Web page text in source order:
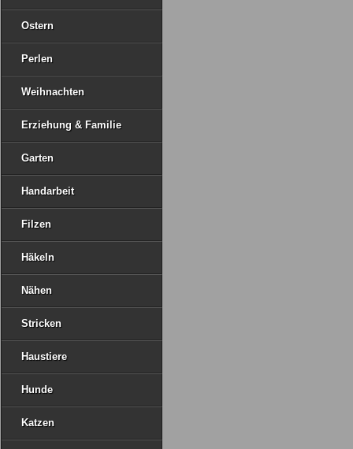
Ostern
Perlen
Weihnachten
Erziehung & Familie
Garten
Handarbeit
Filzen
Häkeln
Nähen
Stricken
Haustiere
Hunde
Katzen